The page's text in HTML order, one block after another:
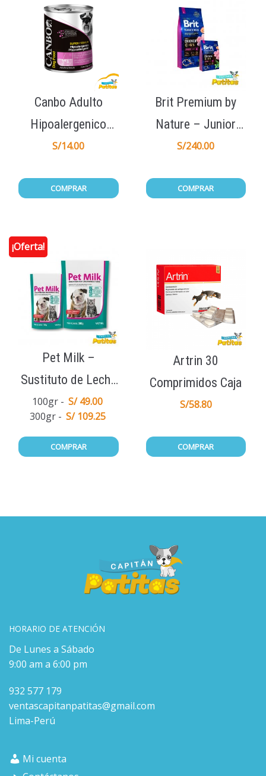
Canbo Adulto
Hipoalergenico
Lata 330gr
S/14.00
COMPRAR
Brit Premium by
Nature – Junior
Large 15Kg
S/240.00
COMPRAR
¡Oferta!
Pet Milk –
Sustituto de Leche
Materna
100gr
S/ 49.00
300gr
S/ 109.25
COMPRAR
Artrin 30
Comprimidos Caja
S/58.80
COMPRAR
HORARIO DE ATENCIÓN
De Lunes a Sábado
9:00 am a 6:00 pm
932 577 179
ventascapitanpatitas@gmail.com
Lima-Perú
Mi cuenta